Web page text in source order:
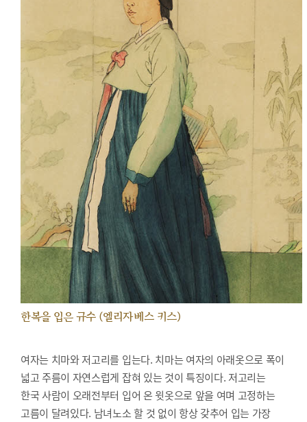
한복을 입은 규수 (엘리자베스 키스)
여자는 치마와 저고리를 입는다. 치마는 여자의 아래옷으로 폭이
넓고 주름이 자연스럽게 잡혀 있는 것이 특징이다. 저고리는
한국 사람이 오래전부터 입어 온 윗옷으로 앞을 여며 고정하는
고름이 달려있다. 남녀노소 할 것 없이 항상 갖추어 입는 가장